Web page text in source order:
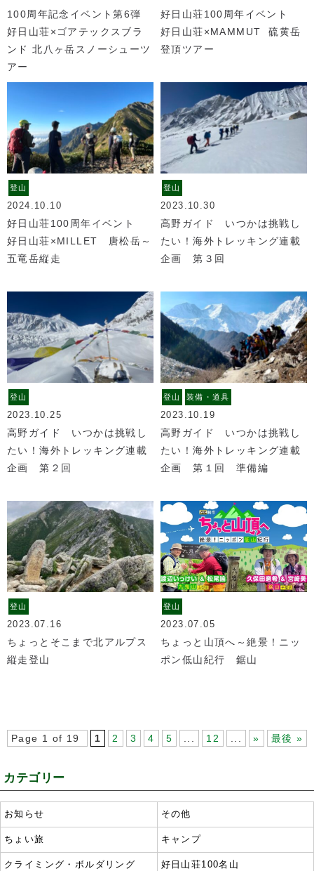
100周年記念イベント第6弾
好日山荘×ゴアテックスブラ
ンド 北八ヶ岳スノーシューツ
アー
好日山荘100周年イベント
好日山荘×MAMMUT 硫黄岳
登頂ツアー
登山
2024.10.10
好日山荘100周年イベント
好日山荘×MILLET 唐松岳～
五竜岳縦走
登山
2023.10.30
高野ガイド いつかは挑戦し
たい！海外トレッキング連載
企画 第３回
登山
2023.10.25
高野ガイド いつかは挑戦し
たい！海外トレッキング連載
企画 第２回
登山 装備・道具
2023.10.19
高野ガイド いつかは挑戦し
たい！海外トレッキング連載
企画 第１回 準備編
登山
2023.07.16
ちょっとそこまで北アルプス
縦走登山
登山
2023.07.05
ちょっと山頂へ～絶景！ニッ
ポン低山紀行 鋸山
Page 1 of 19 1 2 3 4 5 12 » 最後 »
カテゴリー
お知らせ その他
ちょい旅 キャンプ
クライミング・ボルダリング 好日山荘100名山